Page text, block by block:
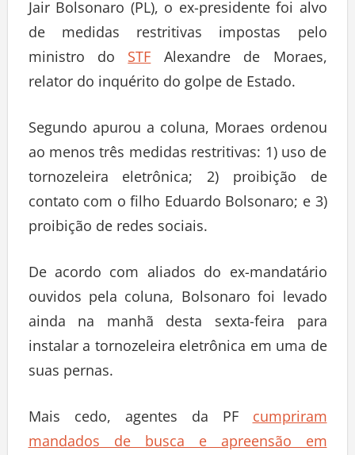
Jair Bolsonaro (PL), o ex-presidente foi alvo
de medidas restritivas impostas pelo
ministro doSTFAlexandre de Moraes,
relator do inquérito do golpe de Estado.
Segundo apurou a coluna, Moraes ordenou
ao menos três medidas restritivas: 1) uso de
tornozeleira eletrônica; 2) proibição de
contato com o filho Eduardo Bolsonaro; e 3)
proibição de redes sociais.
De acordo com aliados do ex-mandatário
ouvidos pela coluna, Bolsonaro foi levado
ainda na manhã desta sexta-feira para
instalar a tornozeleira eletrônica em uma de
suas pernas.
Mais cedo, agentes da PFcumpriram
mandados de busca e apreensão em